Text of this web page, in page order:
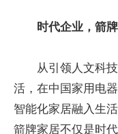
时代企业，箭
从引领人文科
活，在中 国家用电
智能化家居融入生
箭牌家居不仅是时代